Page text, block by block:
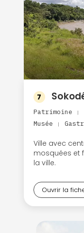
7
Patrimoine |
Musée |
Ville avec
mosquées et
la ville.
Ouvrir la